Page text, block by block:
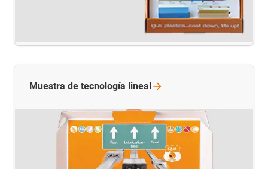
Muestra de tecnología lineal